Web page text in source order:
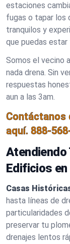
estaciones
fugas o tapar los
tranquilos y
que puedas estar
Somos el vecino
nada drena. Sin
respuestas
aun a las 3am.
Contáctanos
aquí. 888-
Atendiendo
Edificios en
Casas
hasta líneas de
particularidades
preservar tu
drenajes lentos